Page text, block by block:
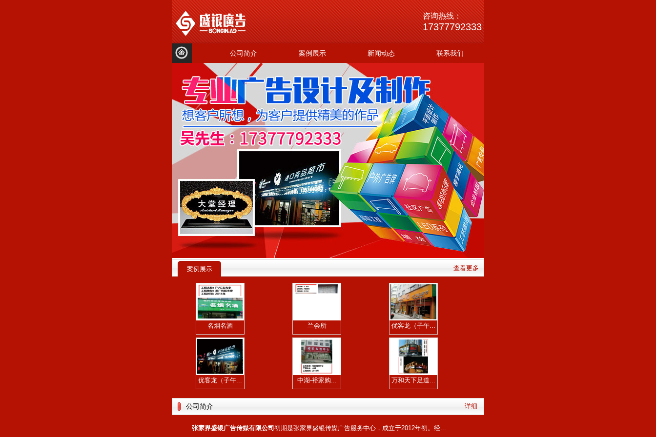
咨询热线：
17377792333
公司简介 案例展示 新闻动态 联系我们
案例展示 查看更多
名烟名酒 兰会所 优客龙（子午...
优客龙（子午... 中湖-裕家购... 万和天下足道...
公司简介 详细
张家界盛银广告传媒有限公司 初期是张家界盛银传媒广告服务中心，成立于2012年初。经...